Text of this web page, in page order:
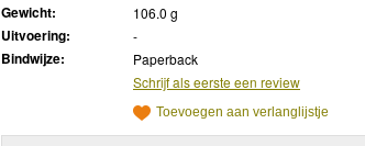
Gewicht: 106.0 g
Uitvoering: -
Bindwijze:
Paperback
Schrijf als eerste een review
Toevoegen aan verlanglijstje